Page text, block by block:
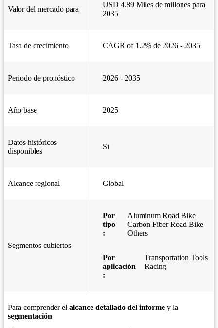
Valor del mercado para
USD 4.89 Miles de millones para
2035
Tasa de crecimiento CAGR of 1.2% de 2026 - 2035
Periodo de pronóstico 2026 - 2035
Año base 2025
Datos históricos
disponibles
Sí
Alcance regional Global
Segmentos cubiertos
Por
tipo
:
Aluminum Road Bike
Carbon Fiber Road Bike
Others
Por
aplicación
:
Transportation Tools
Racing
Para comprender el alcance detallado del informe y la
segmentación